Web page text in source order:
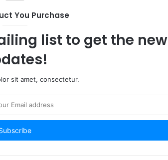
You Purchase
list to get the new
sit amet, consectetur.